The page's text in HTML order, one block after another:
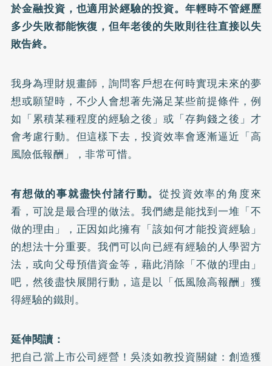
於金融投資，也適用於經驗的投資。年輕時不管經歷
多少失敗都能恢復，但年老後的失敗則往往直接以失
敗告終。
我身為理財規畫師，詢問客戶想在何時實現未來的夢
想或願望時，不少人會想著先滿足某些前提條件，例
如「累積某種程度的經驗之後」或「存夠錢之後」才
會考慮行動。但這樣下去，投資效率會逐漸逼近「高
風險低報酬」，非常可惜。
有想做的事就盡快付諸行動。從投資效率的角度來
看，可說是最合理的做法。我們總是能找到一堆「不
做的理由」，正因如此擁有「該如何才能投資經驗」
的想法十分重要。我們可以向已經有經驗的人學習方
法，或向父母預借資金等，藉此消除「不做的理由」
吧，然後盡快展開行動，這是以「低風險高報酬」獲
得經驗的鐵則。
延伸閱讀：
把自己當上市公司經營！吳淡如教投資關鍵：創造獲